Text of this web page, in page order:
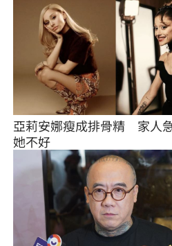
亞莉安娜瘦成排骨精　家人
她不好